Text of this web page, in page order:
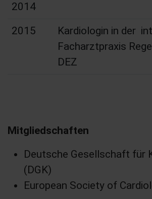
2014
2015
Kardiologin in der
Facharztpraxis
DEZ
Mitgliedschaften
Deutsche Gesellschaft für
(DGK)
European Society of